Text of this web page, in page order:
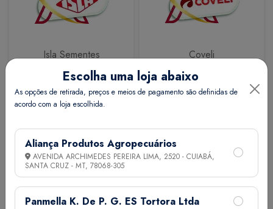
Isla Sementes Coveli
Calbos M7
Escolha uma loja abaixo
As opções de retirada, preços e meios de pagamento são definidas de
acordo com a loja escolhida.
Aliança Produtos Agropecuários
AVENIDA ARCHIMEDES PEREIRA LIMA, 2520 - CUIABÁ,
SANTA CRUZ - MT, 78068-305
Panmella K. De P. G. ES Tortora Ltda